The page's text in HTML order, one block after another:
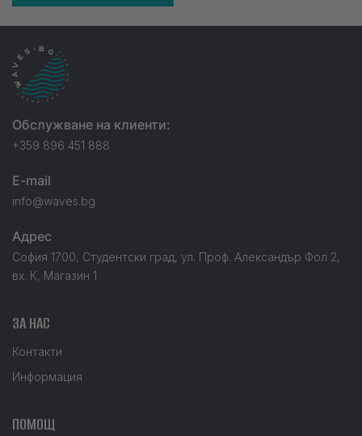
Обслужване на клиенти:
+359 896 451 888
E-mail
info@waves.bg
Адрес
София 1700, Студентски град, ул. Проф. Александър Фол 2,
вх. К, Магазин 1
ЗА НАС
Контакти
Информация
ПОМОЩ